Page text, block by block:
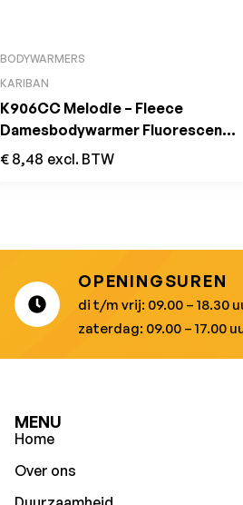
BODYWARMERS
KARIBAN
K906CC Melodie – Fleece
Damesbodywarmer Fluorescent
Orange
€ 8,48 excl. BTW
OPENINGSUREN
di t/m vrij: 09.00 – 18.30
zaterdag: 09.00 – 17.00
MENU
Home
Over ons